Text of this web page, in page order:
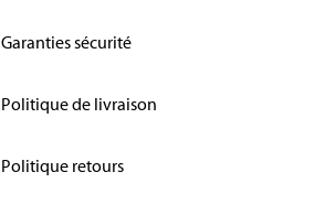
Garanties sécurité
Politique de livraison
Politique retours